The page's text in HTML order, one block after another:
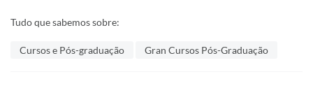
Tudo que sabemos sobre:
Cursos e Pós-graduação Gran Cursos Pós-Graduação